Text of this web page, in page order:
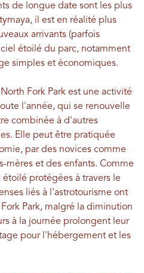
de longue date sont les plus
il est en réalité plus
arrivants (parfois
étoilé du parc, notamment
simples et économiques.
Fork Park est une activité
l'année, qui se renouvelle
combinée à d'autres
Elle peut être pratiquée
par des novices comme
mères et des enfants. Comme
protégées à travers le
liés à l'astrotourisme ont
Park, malgré la diminution
à la journée prolongent leur
pour l'hébergement et les